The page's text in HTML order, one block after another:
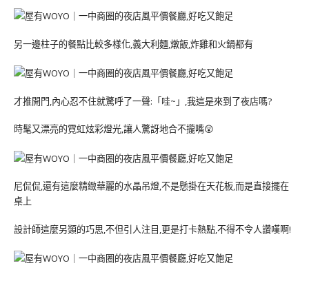
另一邊柱子的餐點比較多樣化,義大利麵,燉飯,炸雞和火鍋都有
才推開門,內心忍不住就驚呼了一聲:「哇~」,我這是來到了夜店嗎?
時髦又漂亮的霓虹炫彩燈光,讓人驚訝地合不攏嘴😲
尼侃侃,還有這麼精緻華麗的水晶吊燈,不是懸掛在天花板,而是直接擺在
桌上
設計師這麼另類的巧思,不但引人注目,更是打卡熱點,不得不令人讚嘆啊!